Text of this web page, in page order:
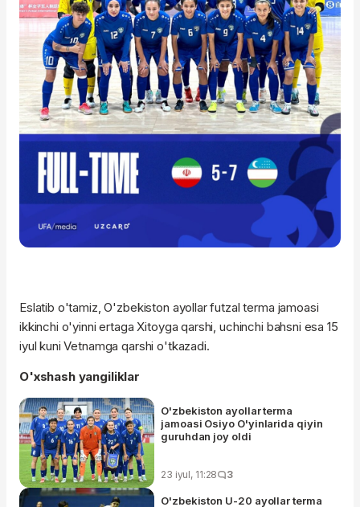
Eslatib o'tamiz, O'zbekiston ayollar futzal terma jamoasi
ikkinchi o'yinni ertaga Xitoyga qarshi, uchinchi bahsni esa 15
iyul kuni Vetnamga qarshi o'tkazadi.
O'xshash yangiliklar
O'zbekiston ayollar terma
jamoasi Osiyo O'yinlarida qiyin
guruhdan joy oldi
23 iyul, 11:28 3
O'zbekiston U-20 ayollar terma